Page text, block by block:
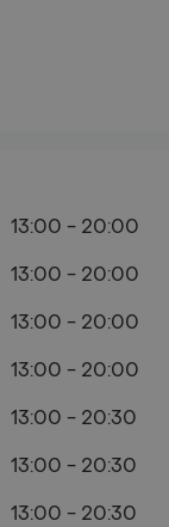
13:00 - 20:00
13:00 - 20:00
13:00 - 20:00
13:00 - 20:00
13:00 - 20:30
13:00 - 20:30
13:00 - 20:30